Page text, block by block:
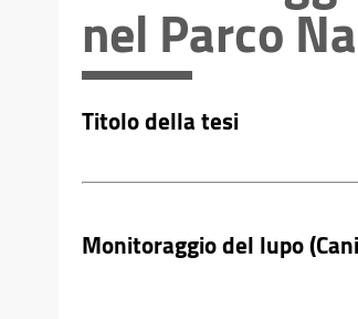
nel Parco
Titolo della tesi
Monitoraggio del lupo